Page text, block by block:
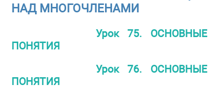
НАД МНОГОЧЛЕНАМИ
Урок 75. ОСНОВНЫЕ
ПОНЯТИЯ
Урок 76. ОСНОВНЫЕ
ПОНЯТИЯ